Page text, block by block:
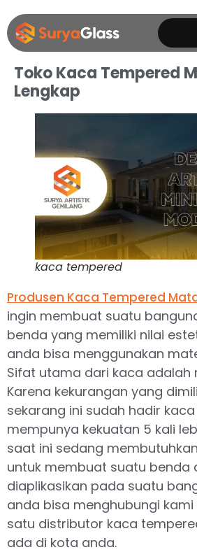
Toko Kaca Tempered
Lengkap
kaca tempered
Produsen Kaca Tempered
ingin membuat suatu
benda yang memiliki nilai
anda bisa menggunakan
Sifat utama dari kaca adalah
Karena kekurangan yang
sekarang ini sudah hadir
mempunya kekuatan 5 kali
saat ini sedang
untuk membuat suatu benda
diaplikasikan pada suatu
anda bisa menghubungi
satu distributor kaca
ada di kota anda.